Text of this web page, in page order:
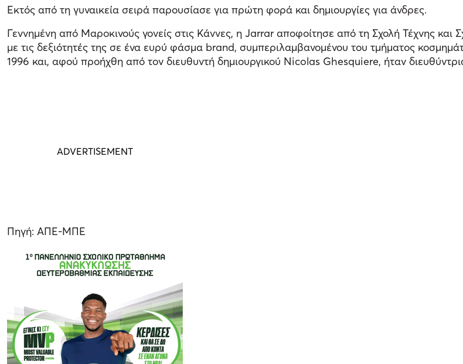
Εκτός από τη γυναικεία σειρά παρουσίασε για πρώτη φορά και δημιουργίες για άνδρες.
Γεννημένη από Μαροκινούς γονείς στις Κάννες, η Jarrar αποφοίτησε από τη Σχολή Τέχνης και
με τις δεξιότητές της σε ένα ευρύ φάσμα brand, συμπεριλαμβανομένου του τμήματος
1996 και, αφού προήχθη από τον διευθυντή δημιουργικού Nicolas Ghesquiere, ήταν
Πηγή: ΑΠΕ-ΜΠΕ